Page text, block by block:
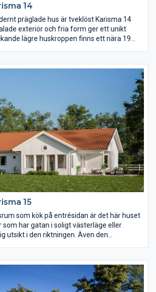
14
präglade hus är tveklöst Karisma 14
exteriör och fria form ger ett unikt
lägre huskroppen finns ett nära 19
höga snedtaket.
15
som kök på entrésidan är det här huset
har gatan i soligt västerläge eller
utsikt i den riktningen. Även den
15 en härlig öppen och ljusberikande